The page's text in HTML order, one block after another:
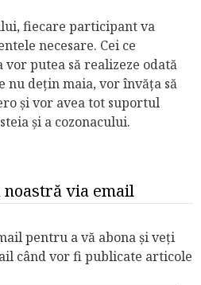
fiecare participant va
necesare. Cei ce
vor putea să realizeze odată
nu dețin maia, vor învăța să
și vor avea tot suportul
și a cozonacului.
via email
pentru a vă abona și veți
când vor fi publicate articole